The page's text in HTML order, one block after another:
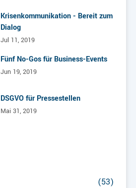
Krisenkommunikation - Bereit zum
Dialog
Jul 11, 2019
Fünf No-Gos für Business-Events
Jun 19, 2019
DSGVO für Pressestellen
Mai 31, 2019
(53)